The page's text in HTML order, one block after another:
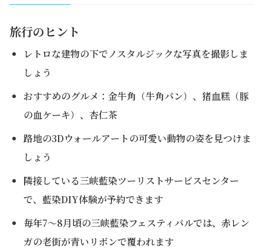
旅行のヒント
レトロな建物の下でノスタルジックな写真を撮影しま
しょう
おすすめのグルメ：金牛角（牛角パン）、猪血糕（豚
の血ケーキ）、杏仁茶
路地の3Dウォールアートの可愛い動物の姿を見つけま
しょう
隣接している三峡藍染ツーリストサービスセンター
で、藍染DIY体験が予約できます
毎年7～8月頃の三峡藍染フェスティバルでは、赤レン
ガの老街が青いリボンで覆われます